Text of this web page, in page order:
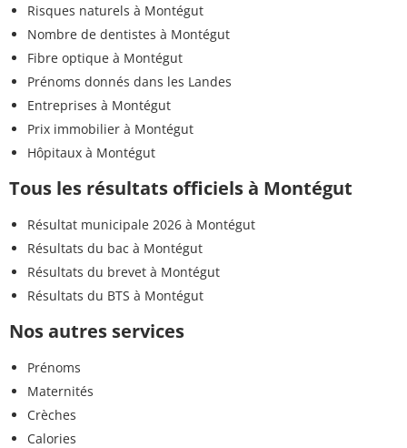
Risques naturels à Montégut
Nombre de dentistes à Montégut
Fibre optique à Montégut
Prénoms donnés dans les Landes
Entreprises à Montégut
Prix immobilier à Montégut
Hôpitaux à Montégut
Tous les résultats officiels à Montégut
Résultat municipale 2026 à Montégut
Résultats du bac à Montégut
Résultats du brevet à Montégut
Résultats du BTS à Montégut
Nos autres services
Prénoms
Maternités
Crèches
Calories